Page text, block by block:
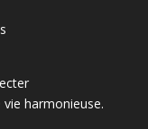
harmonieuse.